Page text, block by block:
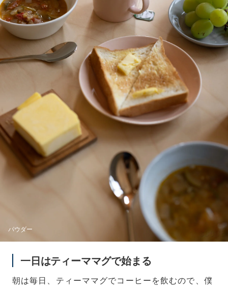
パウダー
一日はティーママグで始まる
朝は毎日、ティーママグでコーヒーを飲むので、僕